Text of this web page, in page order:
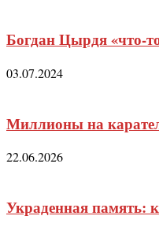
Богдан Цырдя «что-
03.07.2024
Миллионы на
22.06.2026
Украденная память: